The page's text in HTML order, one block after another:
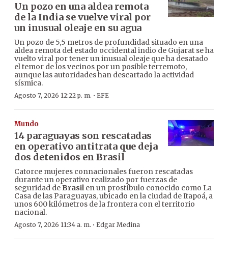
Un pozo en una aldea remota
de la India se vuelve viral por
un inusual oleaje en su agua
Un pozo de 5,5 metros de profundidad situado en una
aldea remota del estado occidental indio de Gujarat se ha
vuelto viral por tener un inusual oleaje que ha desatado
el temor de los vecinos por un posible terremoto,
aunque las autoridades han descartado la actividad
sísmica.
Agosto 7, 2026 12:22 p. m. · EFE
Mundo
14 paraguayas son rescatadas
en operativo antitrata que deja
dos detenidos en Brasil
Catorce mujeres connacionales fueron rescatadas
durante un operativo realizado por fuerzas de
seguridad de Brasilen un prostíbulo conocido como La
Casa de las Paraguayas, ubicado en la ciudad de Itapoá, a
unos 600 kilómetros de la frontera con el territorio
nacional.
Agosto 7, 2026 11:34 a. m. · Edgar Medina